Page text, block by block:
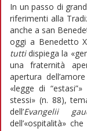
In un passo di
riferimenti alla
anche a san
oggi a Benedetto
tuttidispiega la
una fraternità
apertura
«legge di
stessi» (n. 88),
dell’Evangelii
dell’«ospitalità»